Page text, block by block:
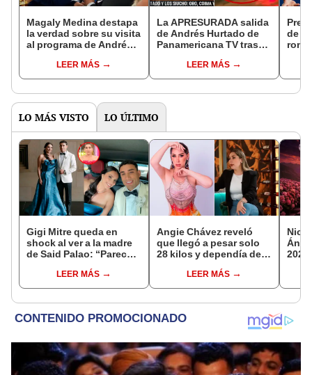
Magaly Medina destapa
la verdad sobre su visita
al programa de Andrés
presión”LEER MÁS
La APRESURADA salida
de Andrés Hurtado de
Panamericana TV tras
pasó la luz roja
LEER MÁS
de
LO MÁS VISTO LO ÚLTIMO
Gigi Mitre queda en
shock al ver a la madre
de Said Palao: “Parece
joven”LEER MÁS
Angie Chávez reveló
que llegó a pesar solo
28 kilos y dependía de
alimentarse: “Atravesé
una situación difícil”
LEER MÁS